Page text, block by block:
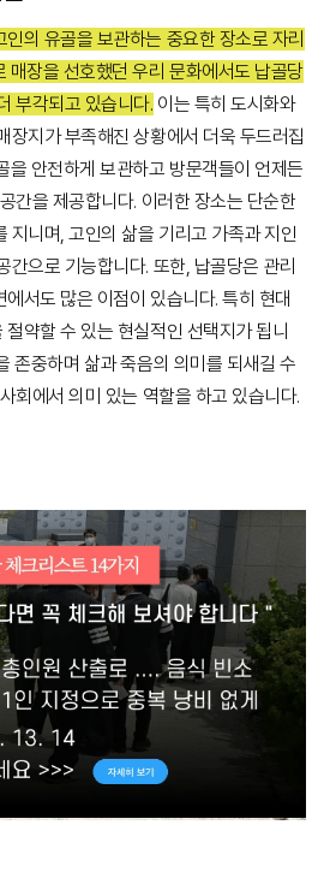
의 유골을 보관하는 중요한 장소로 자리
매장을 선호했던 우리 문화에서도 납골당
부각되고 있습니다. 이는 특히 도시화와
장지가 부족해진 상황에서 더욱 두드러집
을 안전하게 보관하고 방문객들이 언제든
간을 제공합니다. 이러한 장소는 단순한
지니며, 고인의 삶을 기리고 가족과 지인
간으로 기능합니다. 또한, 납골당은 관리
서도 많은 이점이 있습니다. 특히 현대
약할 수 있는 현실적인 선택지가 됩니
존중하며 삶과 죽음의 의미를 되새길 수
회에서 의미 있는 역할을 하고 있습니다.